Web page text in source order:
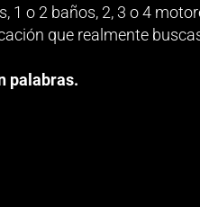
1 o 2 baños, 2, 3 o 4
que realmente
palabras.